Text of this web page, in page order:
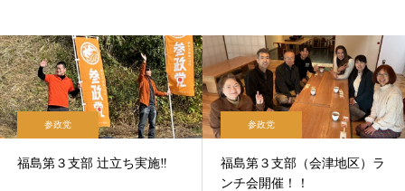
参政党
福島第３支部 辻立ち実施‼
参政党
福島第３支部（会津地区）ラ
ンチ会開催！！